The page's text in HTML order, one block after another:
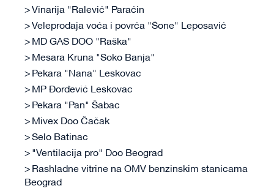
Vinarija "Ralević" Paraćin
Veleprodaja voća i povrća "Šone" Leposavić
MD GAS DOO "Raška"
Mesara Kruna "Soko Banja"
Pekara "Nana" Leskovac
MP Đorđević Leskovac
Pekara "Pan" Šabac
Mivex Doo Čačak
Selo Batinac
"Ventilacija pro" Doo Beograd
Rashladne vitrine na OMV benzinskim stanicama
Beograd